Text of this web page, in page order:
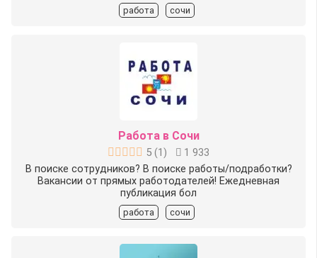
работа сочи
Работа в Сочи
5 (1 )
1 933
В поиске сотрудников? В поиске работы/подработки?
Вакансии от прямых работодателей! Ежедневная
публикация бол
работа сочи